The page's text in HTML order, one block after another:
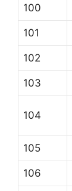
100
101
102
103
104
105
106